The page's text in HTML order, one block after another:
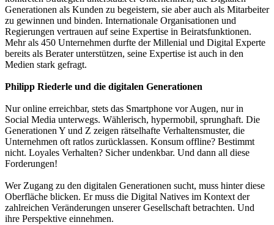
Generationen als Kunden zu begeistern, sie aber auch als Mitarbeiter
zu gewinnen und binden. Internationale Organisationen und
Regierungen vertrauen auf seine Expertise in Beiratsfunktionen.
Mehr als 450 Unternehmen durfte der Millenial und Digital Experte
bereits als Berater unterstützen, seine Expertise ist auch in den
Medien stark gefragt.
Philipp Riederle und die digitalen Generationen
Nur online erreichbar, stets das Smartphone vor Augen, nur in
Social Media unterwegs. Wählerisch, hypermobil, sprunghaft. Die
Generationen Y und Z zeigen rätselhafte Verhaltensmuster, die
Unternehmen oft ratlos zurücklassen. Konsum offline? Bestimmt
nicht. Loyales Verhalten? Sicher undenkbar. Und dann all diese
Forderungen!
Wer Zugang zu den digitalen Generationen sucht, muss hinter diese
Oberfläche blicken. Er muss die Digital Natives im Kontext der
zahlreichen Veränderungen unserer Gesellschaft betrachten. Und
ihre Perspektive einnehmen.